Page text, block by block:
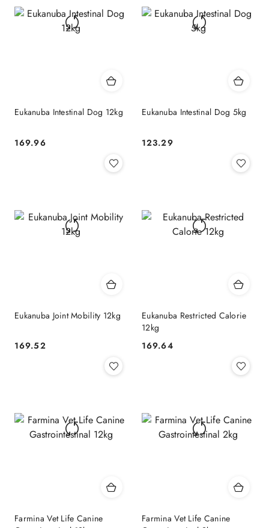
Eukanuba Intestinal Dog 12kg
Cena:
169.96
Eukanuba Intestinal Dog 5kg
Cena:
123.29
Eukanuba Joint Mobility 12kg
Cena:
169.52
Eukanuba Restricted Calorie
12kg
Cena:
169.64
Farmina Vet Life Canine
Farmina Vet Life Canine